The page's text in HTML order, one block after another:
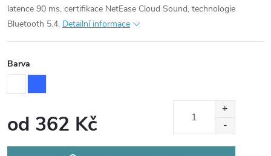
latence 90 ms, certifikace NetEase Cloud Sound, technologie
Bluetooth 5.4. Detailní informace
Barva
od 362 Kč